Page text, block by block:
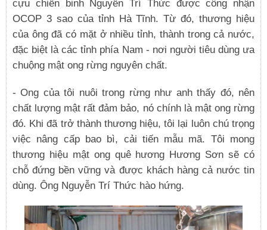
cựu chiến binh Nguyễn Trí Thức được công nhận
OCOP 3 sao của tỉnh Hà Tĩnh. Từ đó, thương hiệu
của ông đã có mặt ở nhiều tỉnh, thành trong cả nước,
đặc biệt là các tỉnh phía Nam - nơi người tiêu dùng ưa
chuộng mật ong rừng nguyên chất.
- Ong của tôi nuôi trong rừng như anh thấy đó, nên
chất lượng mật rất đảm bảo, nó chính là mật ong rừng
đó. Khi đã trở thành thương hiệu, tôi lại luôn chú trọng
việc nâng cấp bao bì, cải tiến mẫu mã. Tôi mong
thương hiệu mật ong quê hương Hương Sơn sẽ có
chỗ đứng bền vững và được khách hàng cả nước tin
dùng. Ông Nguyễn Trí Thức hào hứng.